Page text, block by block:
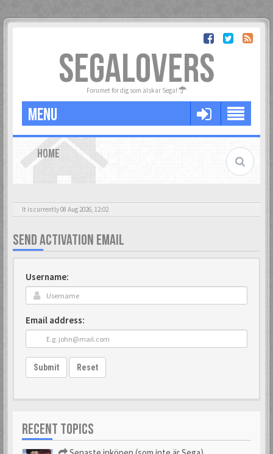
SEGALOVERS
Forumet för dig som älskar Sega!
MENU
HOME
It is currently 08 Aug 2026, 12:02
SEND ACTIVATION EMAIL
Username:
Email address:
Submit Reset
RECENT TOPICS